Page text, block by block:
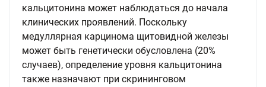
кальцитонина может наблюдаться до начала
клинических проявлений. Поскольку
медуллярная карцинома щитовидной железы
может быть генетически обусловлена (20%
случаев), определение уровня кальцитонина
также назначают при скрининговом